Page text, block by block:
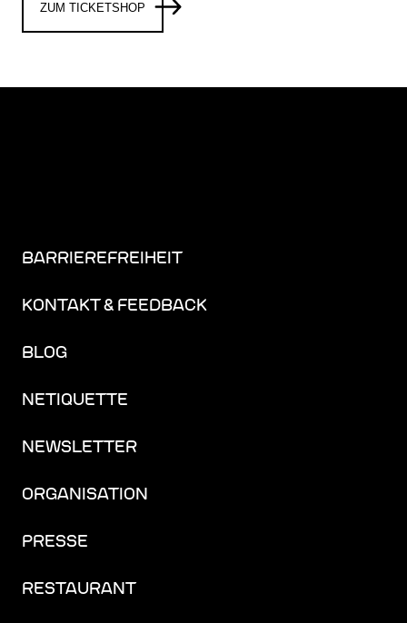
ZUM TICKETSHOP
BARRIEREFREIHEIT
KONTAKT & FEEDBACK
BLOG
NETIQUETTE
NEWSLETTER
ORGANISATION
PRESSE
RESTAURANT